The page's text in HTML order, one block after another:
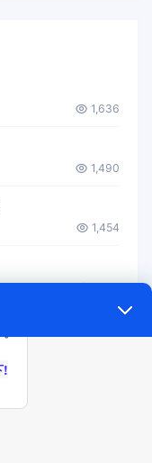
1,636
1,490
1,454
1,214